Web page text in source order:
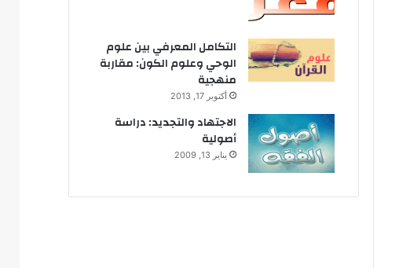
التكامل المعرفي بين علوم
الوحي وعلوم الكون: مقاربة
منهجية
أكتوبر 17, 2013
الاجتهاد والتجديد: دراسة
أصولية
يناير 13, 2009